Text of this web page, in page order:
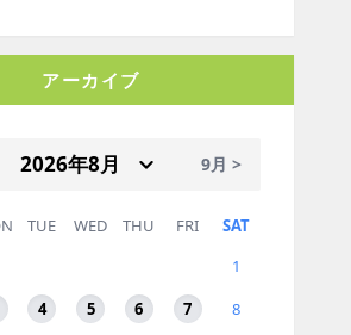
アーカイブ
9月 >
TUE WED THU FRI
SAT
1
4 5 6 7 8